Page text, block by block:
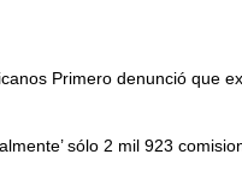
Prime­ro denunció que
sólo 2 mil 923